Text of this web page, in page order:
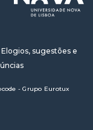
Elogios, sugestões e
- Grupo Eurotux